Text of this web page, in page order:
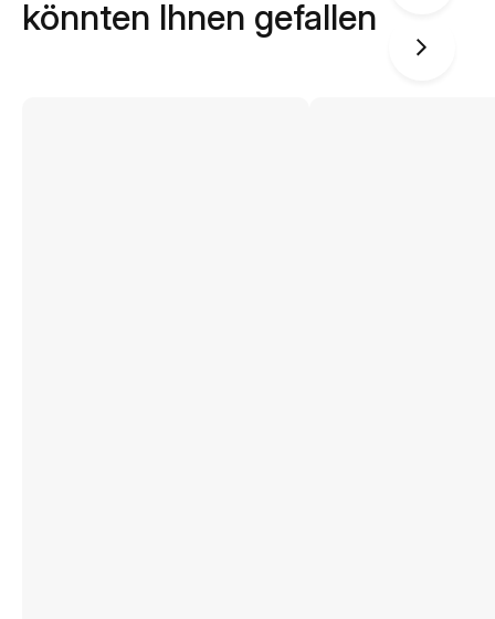
könnten Ihnen gefallen